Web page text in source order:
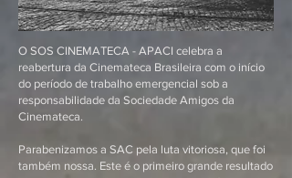
O SOS CINEMATECA - APACI celebra a
reabertura da Cinemateca Brasileira com o início
do período de trabalho emergencial sob a
responsabilidade da Sociedade Amigos da
Cinemateca.
Parabenizamos a SAC pela luta vitoriosa, que foi
também nossa. Este é o primeiro grande resultado